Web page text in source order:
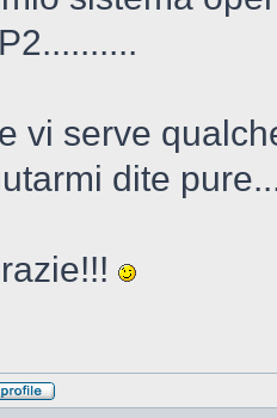
vi serve
dite
Profilo